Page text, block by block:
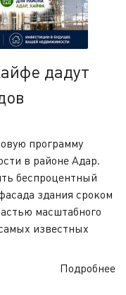
дадут
программу
в районе Адар.
беспроцентный
здания сроком
масштабного
известных
Подробнее